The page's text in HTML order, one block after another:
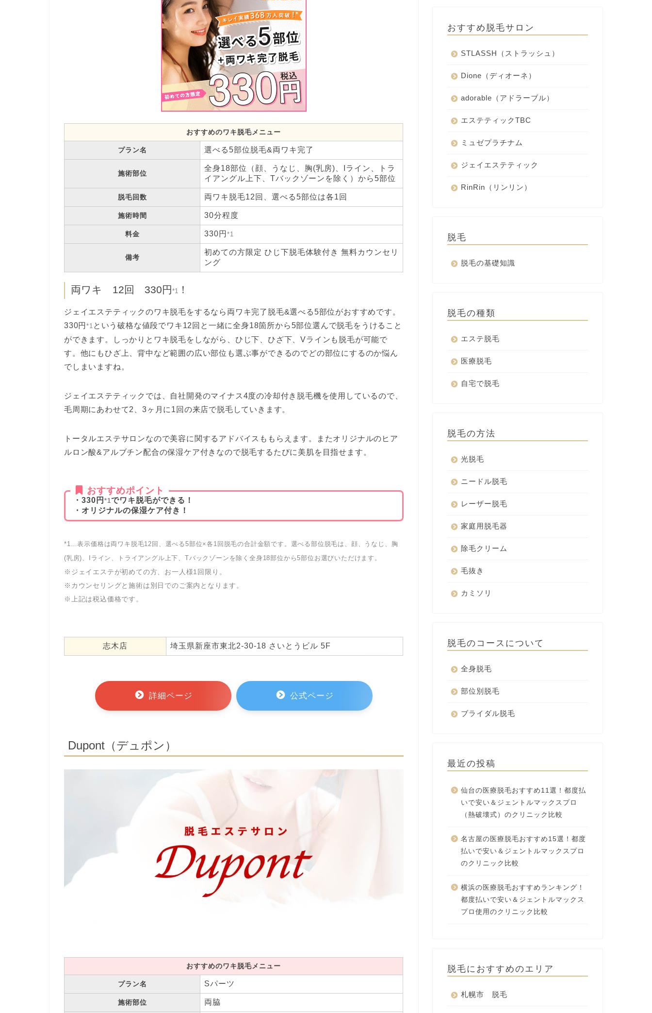
おすすめのワキ脱毛メニュー
プラン名 選べる5部位脱毛&両ワキ完了
施術部位
全身18部位（顔、うなじ、胸(乳房)、Iライン、トラ
イアングル上下、Tバックゾーンを除く）から5部位
脱毛回数 両ワキ脱毛12回、選べる5部位は各1回
施術時間 30分程度
料金 330円*1
備考
初めての方限定 ひじ下脱毛体験付き 無料カウンセリ
ング
両ワキ 12回 330円 *1 ！
ジェイエステティックのワキ脱毛をするなら両ワキ完了脱毛&選べる5部位がおすすめです。
330円*1 という破格な値段でワキ12回と一緒に全身18箇所から5部位選んで脱毛をうけること
ができます。しっかりとワキ脱毛をしながら、ひじ下、ひざ下、Vラインも脱毛が可能で
す。他にもひざ上、背中など範囲の広い部位も選ぶ事ができるのでどの部位にするのか悩ん
でしまいますね。
ジェイエステティックでは、自社開発のマイナス4度の冷却付き脱毛機を使用しているので、
毛周期にあわせて2、3ヶ月に1回の来店で脱毛していきます。
トータルエステサロンなので美容に関するアドバイスももらえます。またオリジナルのヒア
ルロン酸&アルブチン配合の保湿ケア付きなので脱毛するたびに美肌を目指せます。
おすすめポイント
・330円 *1でワキ脱毛ができる！
・オリジナルの保湿ケア付き！
*1…表示価格は両ワキ脱毛12回、選べる5部位×各1回脱毛の合計金額です。選べる部位脱毛は、顔、うなじ、胸
(乳房)、Iライン、トライアングル上下、Tバックゾーンを除く全身18部位から5部位お選びいただけます。
※ジェイエステが初めての方、お一人様1回限り。
※カウンセリングと施術は別日でのご案内となります。
※上記は税込価格です。
志木店 埼玉県新座市東北2-30-18 さいとうビル 5F
詳細ページ 公式ページ
Dupont（デュポン）
おすすめのワキ脱毛メニュー
プラン名 Sパーツ
施術部位 両脇
おすすめ脱毛サロン
STLASSH（ストラッシュ）
Dione（ディオーネ）
adorable（アドラーブル）
エステティックTBC
ミュゼプラチナム
ジェイエステティック
RinRin（リンリン）
脱毛
脱毛の基礎知識
脱毛の種類
エステ脱毛
医療脱毛
自宅で脱毛
脱毛の方法
光脱毛
ニードル脱毛
レーザー脱毛
家庭用脱毛器
除毛クリーム
毛抜き
カミソリ
脱毛のコースについて
全身脱毛
部位別脱毛
ブライダル脱毛
最近の投稿
仙台の医療脱毛おすすめ11選！都度払
いで安い＆ジェントルマックスプロ
（熱破壊式）のクリニック比較
名古屋の医療脱毛おすすめ15選！都度
払いで安い＆ジェントルマックスプロ
のクリニック比較
横浜の医療脱毛おすすめランキング！
都度払いで安い＆ジェントルマックス
プロ使用のクリニック比較
脱毛におすすめのエリア
札幌市 脱毛